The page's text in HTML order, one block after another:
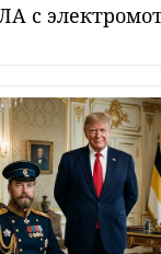
с